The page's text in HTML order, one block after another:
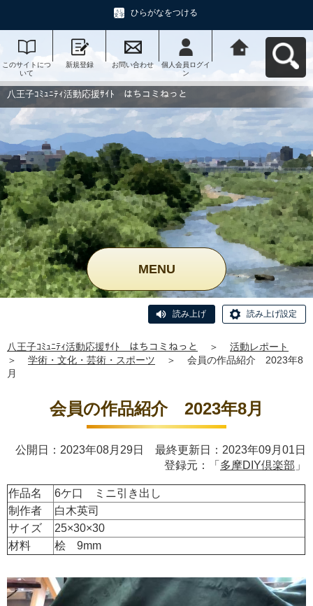
ひらがなをつける
このサイトにつ
いて
新規登録 お問い合わせ
個人会員ログイ
ン
動応援ｻｲﾄ はち
コミねっとへ戻
八王子ｺﾐｭﾆﾃｨ活動応援ｻｲﾄ はちコミねっと
MENU
読み上げ 読み上げ設定
八王子ｺﾐｭﾆﾃｨ活動応援ｻｲﾄ はちコミねっと ＞
活動レポート
＞
学術・文化・芸術・スポーツ ＞
会員の作品紹介 2023年8
月
会員の作品紹介 2023年8月
公開日：2023年08月29日 最終更新日：2023年09月01日
登録元：「 多摩DIY倶楽部 」
作品名
6ケ口 ミニ引き出し
制作者
白木英司
サイズ
25×30×30
材料
桧 9mm